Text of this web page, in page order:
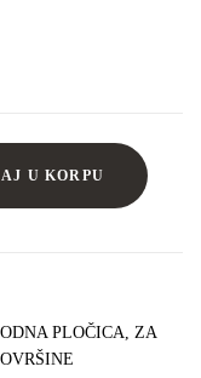
U KORPU
PLOČICA
ZA